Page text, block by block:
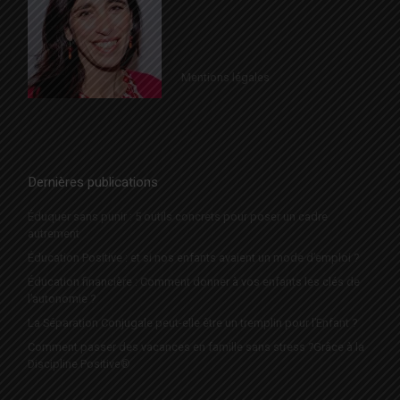
Mentions légales
Dernières publications
Éduquer sans punir : 5 outils concrets pour poser un cadre
autrement
Éducation Positive : et si nos enfants avaient un mode d’emploi ?
Éducation financière : Comment donner à vos enfants les clés de
l’autonomie ?
La Séparation Conjugale peut-elle être un tremplin pour l’Enfant ?
Comment passer des vacances en famille sans stress ?Grâce à la
Discipline Positive®